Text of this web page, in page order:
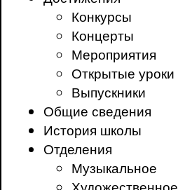
Конкурсы
Концерты
Мероприятия
Открытые
Выпускники
Общие сведения
История школы
Отделения
Музыкальное
Художественное